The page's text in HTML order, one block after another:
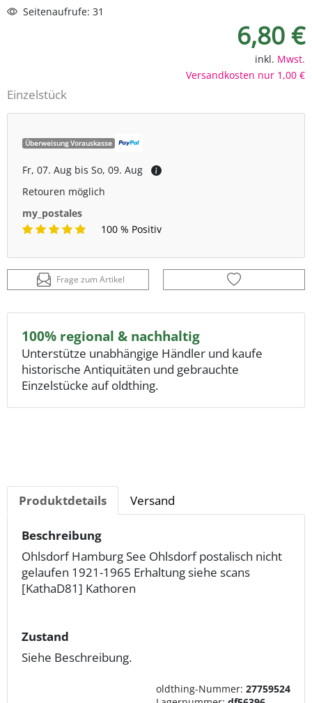
Seitenaufrufe: 31
6,80 €
inkl. Mwst.
Versandkosten nur 1,00 €
Einzelstück
Überweisung Vorauskasse
Fr, 07. Aug bis So, 09. Aug
Retouren möglich
my_postales
100 % Positiv
Frage zum Artikel
100% regional & nachhaltig
Unterstütze unabhängige Händler und kaufe
historische Antiquitäten und gebrauchte
Einzelstücke auf oldthing.
Produktdetails Versand
Beschreibung
Ohlsdorf Hamburg See Ohlsdorf postalisch nicht
gelaufen 1921-1965 Erhaltung siehe scans
[KathaD81] Kathoren
Zustand
Siehe Beschreibung.
oldthing-Nummer: 27759524